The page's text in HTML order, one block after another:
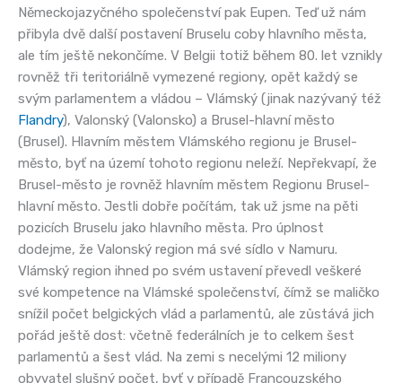
Německojazyčného společenství pak Eupen. Teď už nám
přibyla dvě další postavení Bruselu coby hlavního města,
ale tím ještě nekončíme. V Belgii totiž během 80. let vznikly
rovněž tři teritoriálně vymezené regiony, opět každý se
svým parlamentem a vládou – Vlámský (jinak nazývaný též
Flandry), Valonský (Valonsko) a Brusel-hlavní město
(Brusel). Hlavním městem Vlámského regionu je Brusel-
město, byť na území tohoto regionu neleží. Nepřekvapí, že
Brusel-město je rovněž hlavním městem Regionu Brusel-
hlavní město. Jestli dobře počítám, tak už jsme na pěti
pozicích Bruselu jako hlavního města. Pro úplnost
dodejme, že Valonský region má své sídlo v Namuru.
Vlámský region ihned po svém ustavení převedl veškeré
své kompetence na Vlámské společenství, čímž se maličko
snížil počet belgických vlád a parlamentů, ale zůstává jich
pořád ještě dost: včetně federálních je to celkem šest
parlamentů a šest vlád. Na zemi s necelými 12 miliony
obyvatel slušný počet, byť v případě Francouzského